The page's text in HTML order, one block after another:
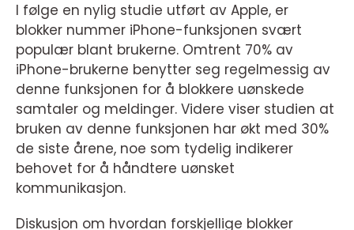
I følge en nylig studie utført av Apple, er
blokker nummer iPhone-funksjonen svært
populær blant brukerne. Omtrent 70% av
iPhone-brukerne benytter seg regelmessig av
denne funksjonen for å blokkere uønskede
samtaler og meldinger. Videre viser studien at
bruken av denne funksjonen har økt med 30%
de siste årene, noe som tydelig indikerer
behovet for å håndtere uønsket
kommunikasjon.
Diskusjon om hvordan forskjellige blokker